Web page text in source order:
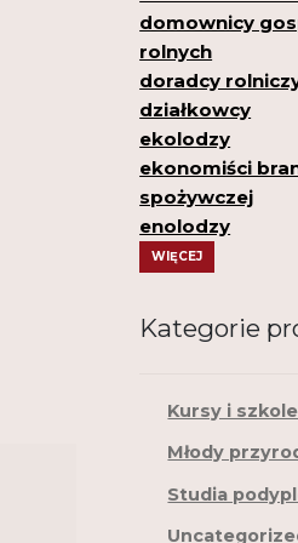
domownicy
rolnych
doradcy
działkowcy
ekolodzy
ekonomiści
spożywczej
enolodzy
WIĘCEJ
Kategorie
Kursy i
Młody
Studia